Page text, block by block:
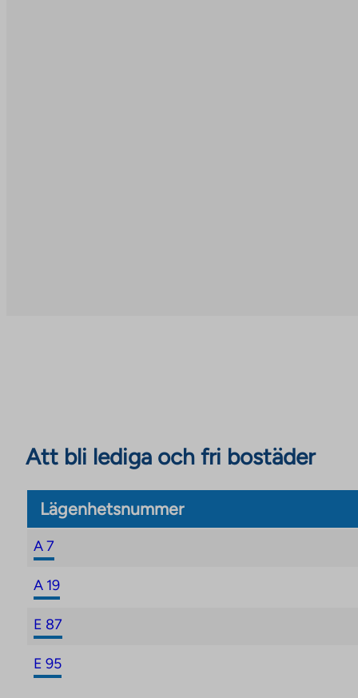
Att bli lediga och fri bostäder
Lägenhetsnummer
A 7
A 19
E 87
E 95